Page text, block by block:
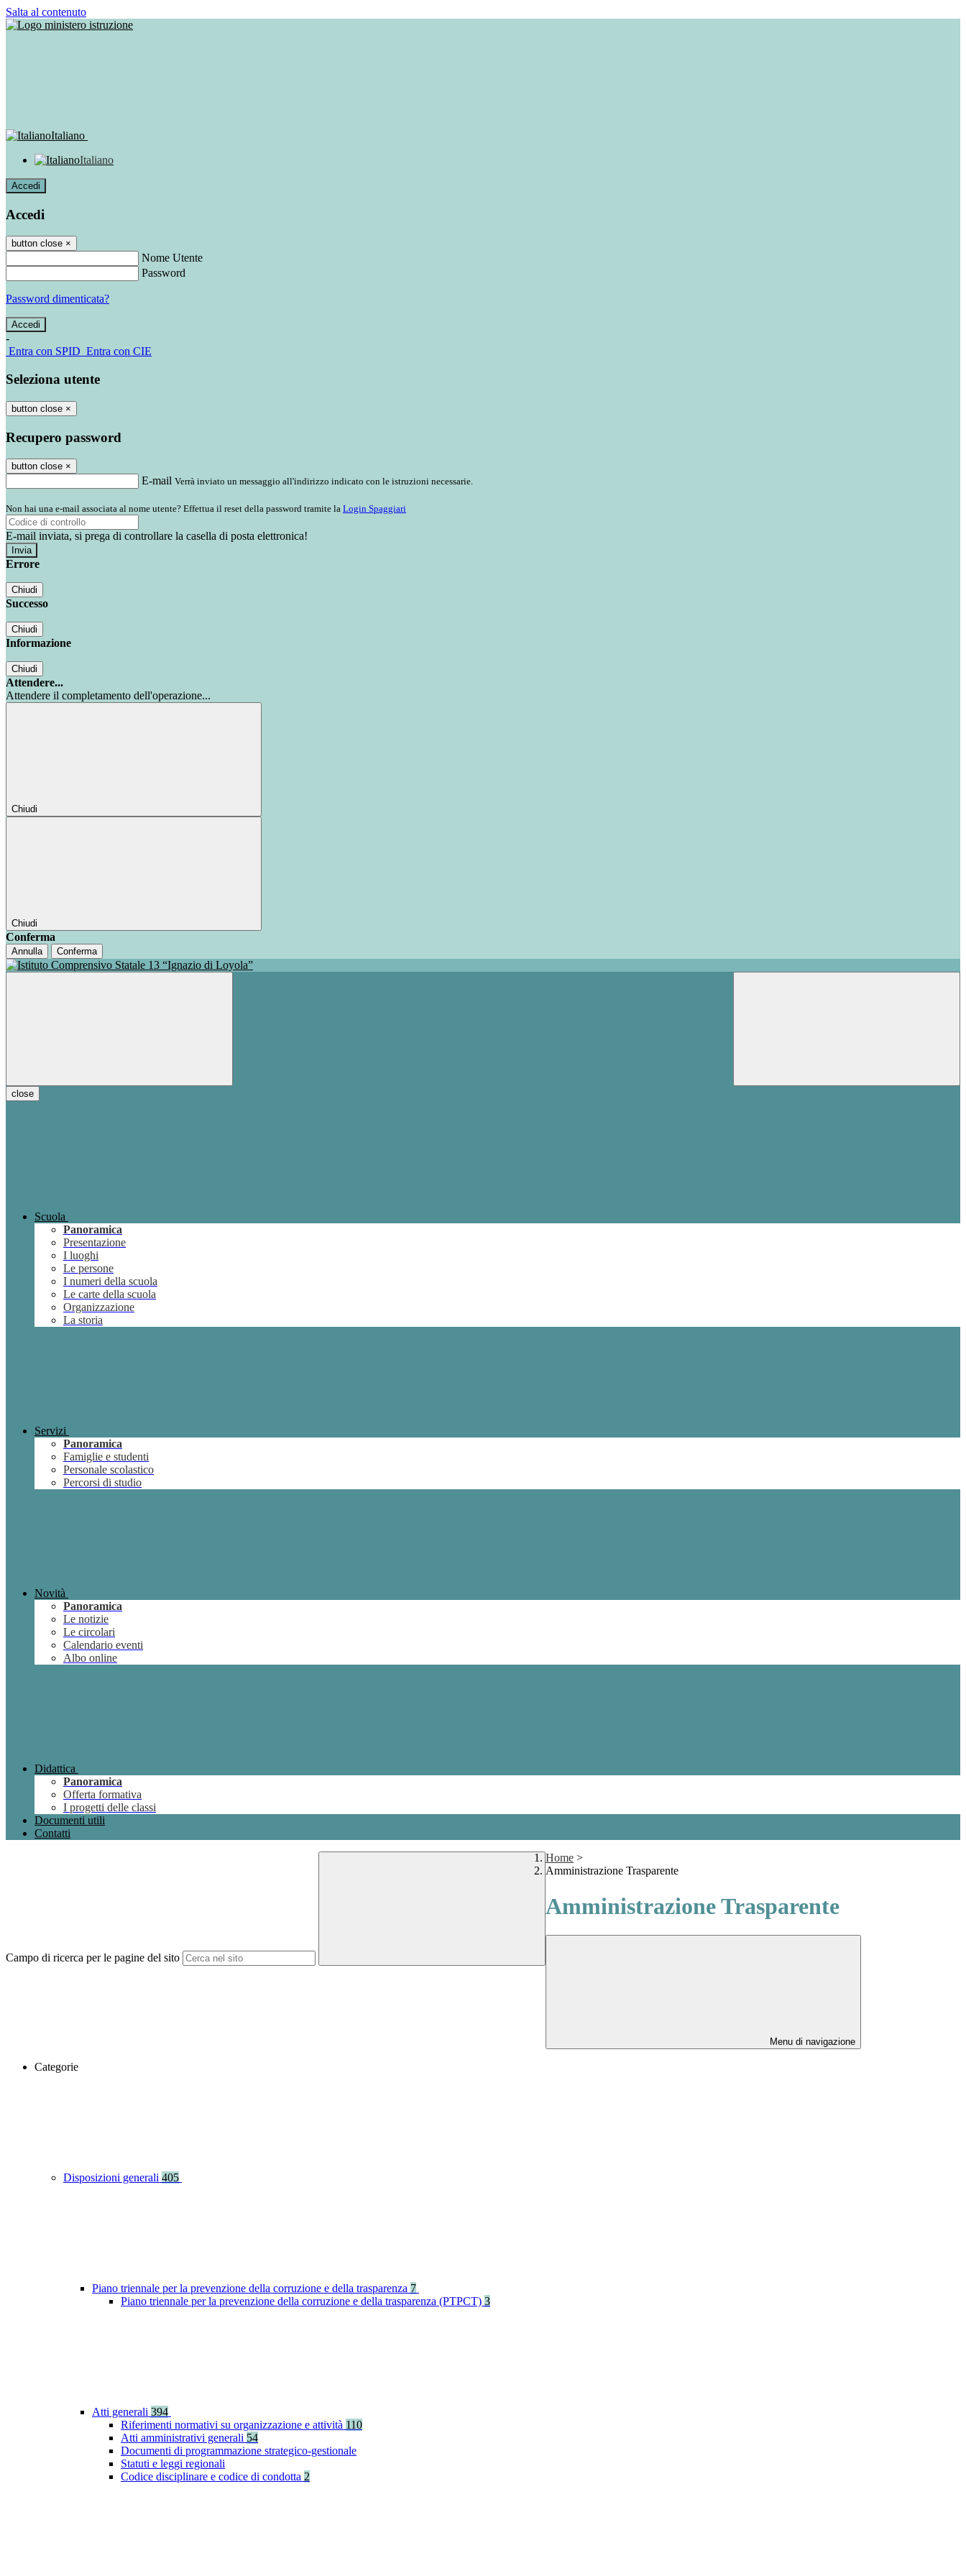
Salta al contenuto
Italiano
Italiano
Accedi
Accedi
button close ×
Nome Utente
Password
Password dimenticata?
-
Entra con SPID Entra con CIE
Seleziona utente
button close ×
Recupero password
button close ×
E-mail Verrà inviato un messaggio all'indirizzo indicato con le istruzioni necessarie.
Non hai una e-mail associata al nome utente? Effettua il reset della password tramite la Login Spaggiari
E-mail inviata, si prega di controllare la casella di posta elettronica!
Errore
Chiudi
Successo
Chiudi
Informazione
Chiudi
Attendere...
Attendere il completamento dell'operazione...
Chiudi
Chiudi
Conferma
Annulla Conferma
close
Scuola
Panoramica
Presentazione
I luoghi
Le persone
I numeri della scuola
Le carte della scuola
Organizzazione
La storia
Servizi
Panoramica
Famiglie e studenti
Personale scolastico
Percorsi di studio
Novità
Panoramica
Le notizie
Le circolari
Calendario eventi
Albo online
Didattica
Panoramica
Offerta formativa
I progetti delle classi
Documenti utili
Contatti
Campo di ricerca per le pagine del sito
Home >
Amministrazione Trasparente
Amministrazione Trasparente
Menu di navigazione
Categorie
Disposizioni generali 405
Piano triennale per la prevenzione della corruzione e della trasparenza 7
Piano triennale per la prevenzione della corruzione e della trasparenza (PTPCT) 3
Atti generali 394
Riferimenti normativi su organizzazione e attività 110
Atti amministrativi generali 54
Documenti di programmazione strategico-gestionale
Statuti e leggi regionali
Codice disciplinare e codice di condotta 2